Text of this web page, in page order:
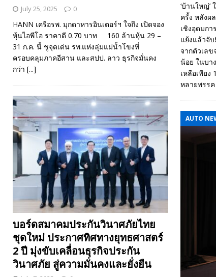
‘บ้านใหญ่’
ครั้ง หลังผ
เชิงอุดมก
แย้งแล้วจั
จากตัวเล
น้อย ในบา
เหลือเพียง
หลายพรรค
AUTO
July 25, 2025 0
HANN เครือรพ. มุกดาหารอินเตอร์ฯ ใจถึง เปิดจอง
หุ้นไอพีโอ ราคาดี 0.70 บาท 160 ล้านหุ้น 29 –
31 ก.ค. นี้ ชูจุดเด่น รพ.แห่งลุ่มแม่น้ำโขงที่
ครอบคลุมภาคอีสาน และสปป. ลาว ธุรกิจมั่นคง
กว่า [...]
บอร์ดสมาคมประกันวินาศภัยไทย
ชุดใหม่ ประกาศทิศทางยุทธศาสตร์
2 ปี มุ่งขับเคลื่อนธุรกิจประกัน
วินาศภัย สู่ความมั่นคงและยั่งยืน